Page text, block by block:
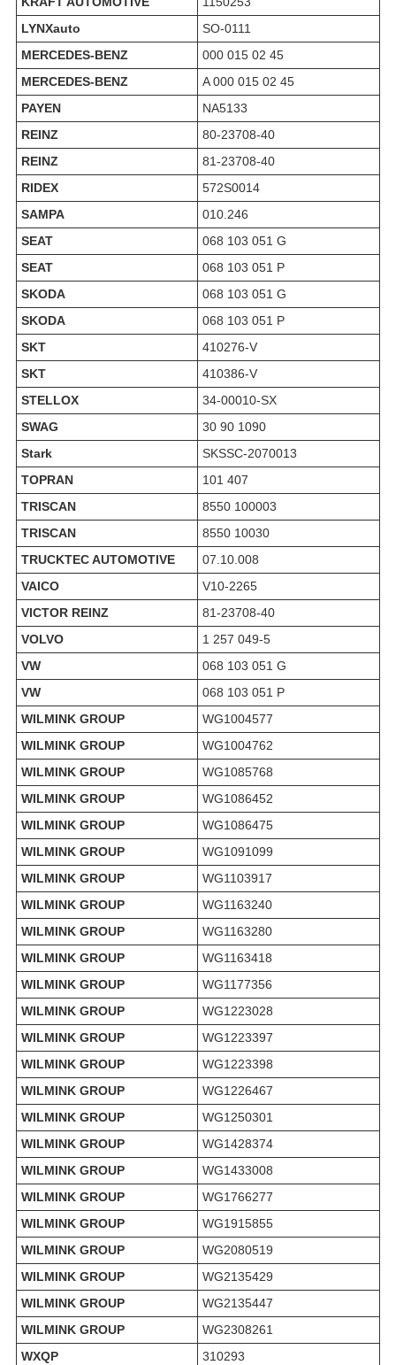
LYNXauto
SO-0111
MERCEDES-BENZ
000 015 02 45
MERCEDES-BENZ
A 000 015 02 45
PAYEN
NA5133
REINZ
80-23708-40
REINZ
81-23708-40
RIDEX
572S0014
SAMPA
010.246
SEAT
068 103 051 G
SEAT
068 103 051 P
SKODA
068 103 051 G
SKODA
068 103 051 P
SKT
410276-V
SKT
410386-V
STELLOX
34-00010-SX
SWAG
30 90 1090
Stark
SKSSC-2070013
TOPRAN
101 407
TRISCAN
8550 100003
TRISCAN
8550 10030
TRUCKTEC AUTOMOTIVE
07.10.008
VAICO
V10-2265
VICTOR REINZ
81-23708-40
VOLVO
1 257 049-5
VW
068 103 051 G
VW
068 103 051 P
WILMINK GROUP
WG1004577
WILMINK GROUP
WG1004762
WILMINK GROUP
WG1085768
WILMINK GROUP
WG1086452
WILMINK GROUP
WG1086475
WILMINK GROUP
WG1091099
WILMINK GROUP
WG1103917
WILMINK GROUP
WG1163240
WILMINK GROUP
WG1163280
WILMINK GROUP
WG1163418
WILMINK GROUP
WG1177356
WILMINK GROUP
WG1223028
WILMINK GROUP
WG1223397
WILMINK GROUP
WG1223398
WILMINK GROUP
WG1226467
WILMINK GROUP
WG1250301
WILMINK GROUP
WG1428374
WILMINK GROUP
WG1433008
WILMINK GROUP
WG1766277
WILMINK GROUP
WG1915855
WILMINK GROUP
WG2080519
WILMINK GROUP
WG2135429
WILMINK GROUP
WG2135447
WILMINK GROUP
WG2308261
WXQP
310293